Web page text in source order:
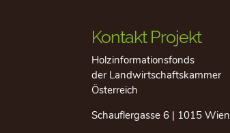
Kontakt Projekt
Holzinformationsfonds
der Landwirtschaftskammer
Österreich
Schauflergasse 6 | 1015 Wien